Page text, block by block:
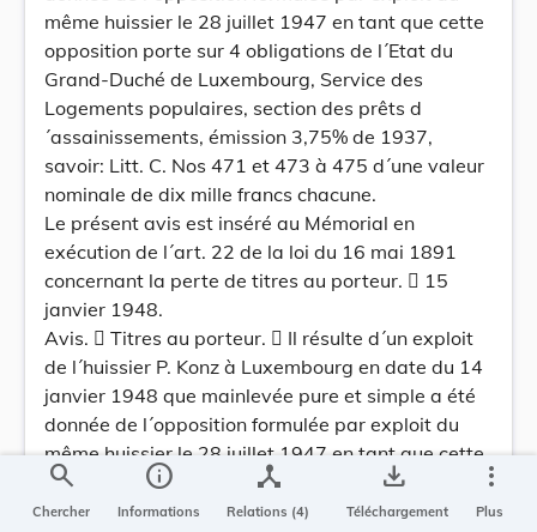
même huissier le 28 juillet 1947 en tant que cette
opposition porte sur 4 obligations de l´Etat du
Grand-Duché de Luxembourg, Service des
Logements populaires, section des prêts d
´assainissements, émission 3,75% de 1937,
savoir: Litt. C. Nos 471 et 473 à 475 d´une valeur
nominale de dix mille francs chacune.
Le présent avis est inséré au Mémorial en
exécution de l´art. 22 de la loi du 16 mai 1891
concernant la perte de titres au porteur.  15
janvier 1948.
Avis.  Titres au porteur.  Il résulte d´un exploit
de l´huissier P. Konz à Luxembourg en date du 14
janvier 1948 que mainlevée pure et simple a été
donnée de l´opposition formulée par exploit du
même huissier le 28 juillet 1947 en tant que cette
opposition porte sur vingt-trois obligations de l
´Etat du GrandDuché de Luxembourg, émission
search
Chercher
info
Informations
device_hub
Relations (4)
save_alt
Téléchargement
more_vert
Plus